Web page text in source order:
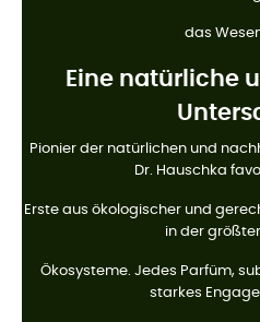
das
Eine natürliche
Pionier der natürlichen und
Dr. Hauschka
Erste aus ökologischer und
in der
Ökosysteme. Jedes Parfüm,
starkes